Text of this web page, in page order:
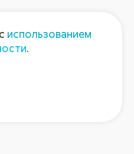
Контакты
использованием
.